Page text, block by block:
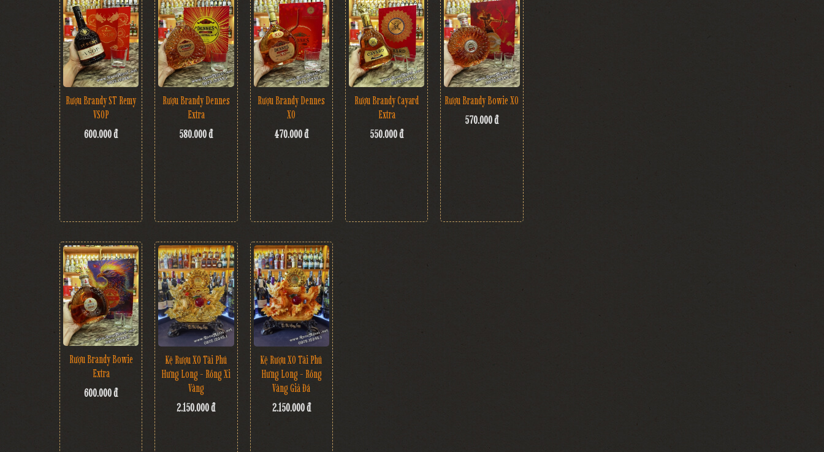
Rượu Brandy ST Remy
VSOP
600.000 đ
Rượu Brandy Dennes
Extra
580.000 đ
Rượu Brandy Dennes
XO
470.000 đ
Rượu Brandy Cayard
Extra
550.000 đ
Rượu Brandy Bowie XO
570.000 đ
Rượu Brandy Bowie
Extra
600.000 đ
Kệ Rượu XO Tài Phú
Hưng Long - Rồng Xi
Vàng
2.150.000 đ
Kệ Rượu XO Tài Phú
Hưng Long - Rồng
Vàng Giả Đá
2.150.000 đ